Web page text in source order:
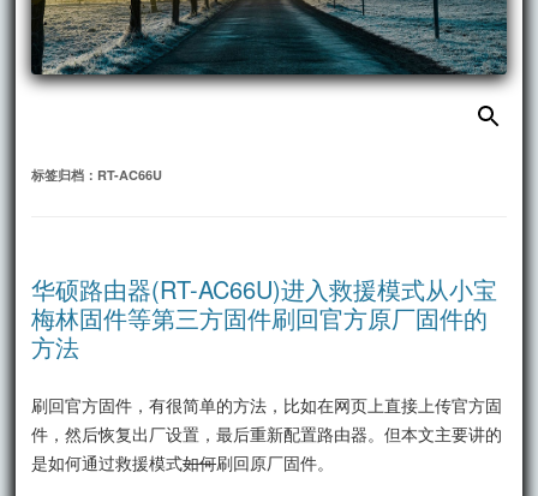
搜
索：
标签归档： RT-AC66U
华硕路由器(RT-AC66U)进入救援模式从小宝
梅林固件等第三方固件刷回官方原厂固件的
方法
刷回官方固件，有很简单的方法，比如在网页上直接上传官方固
件，然后恢复出厂设置，最后重新配置路由器。但本文主要讲的
是如何通过救援模式如何刷回原厂固件。